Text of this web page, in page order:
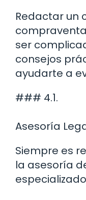
Redactar un
ser
consejos
ayudarte a
### 4.1.
Asesoría
Siempre es
la asesoría